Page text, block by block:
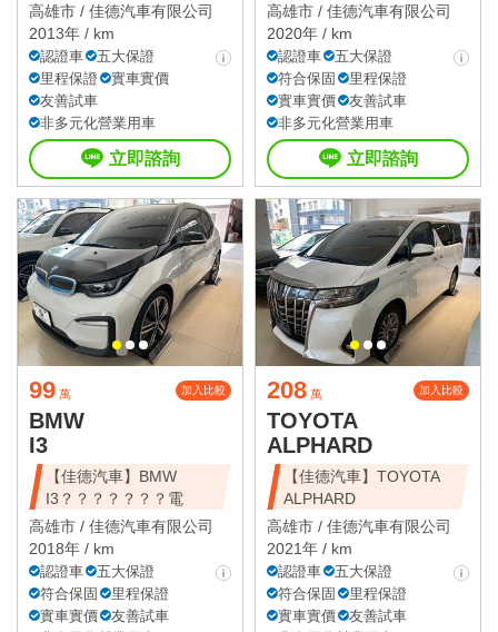
高雄市 / 佳德汽車有限公司
2013年 / km
認證車
五大保證
里程保證
實車實價
友善試車
非多元化營業用車
立即諮詢
高雄市 / 佳德汽車有限公司
2020年 / km
認證車
五大保證
符合保固
里程保證
實車實價
友善試車
非多元化營業用車
立即諮詢
99 萬 加入比較
BMW
I3
【佳德汽車】BMW
I3？？？？？？？電
高雄市 / 佳德汽車有限公司
2018年 / km
認證車
五大保證
符合保固
里程保證
實車實價
友善試車
208 萬 加入比較
TOYOTA
ALPHARD
【佳德汽車】TOYOTA
ALPHARD
高雄市 / 佳德汽車有限公司
2021年 / km
認證車
五大保證
符合保固
里程保證
實車實價
友善試車